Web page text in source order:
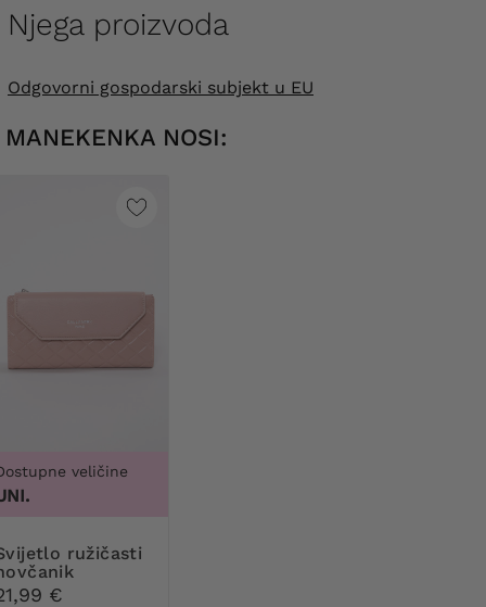
Njega proizvoda
Odgovorni gospodarski subjekt u EU
MANEKENKA NOSI:
veličine
€